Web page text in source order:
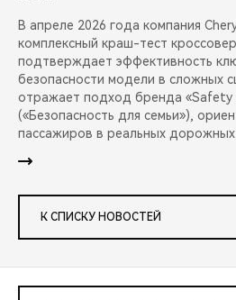
В апреле 2026 года компания
комплексный краш-тест
подтверждает эффективность
безопасности модели в сложных
отражает подход бренда «Safety
(«Безопасность для семьи»),
пассажиров в реальных дорожных
К СПИСКУ НОВОСТЕЙ